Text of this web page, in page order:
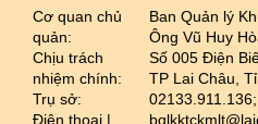
Cơ quan chủ
quản:
Chịu trách
nhiệm chính:
Trụ sở:
Điện thoại |
Ban Quản lý
Ông Vũ Huy
Số 005 Điện
TP Lai Châu,
02133.911.136;